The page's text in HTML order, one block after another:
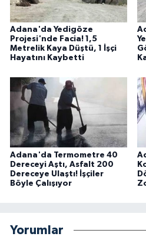
Adana'da Yedigöze
Projesi'nde Facia! 1,5
Metrelik Kaya Düştü, 1 İşçi
Hayatını Kaybetti
Adana'da Termometre 40
Dereceyi Aştı, Asfalt 200
Dereceye Ulaştı! İşçiler
Böyle Çalışıyor
Yorumlar